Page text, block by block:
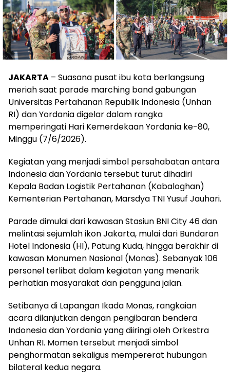
JAKARTA – Suasana pusat ibu kota berlangsung
meriah saat parade marching band gabungan
Universitas Pertahanan Republik Indonesia (Unhan
RI) dan Yordania digelar dalam rangka
memperingati Hari Kemerdekaan Yordania ke-80,
Minggu (7/6/2026).
Kegiatan yang menjadi simbol persahabatan antara
Indonesia dan Yordania tersebut turut dihadiri
Kepala Badan Logistik Pertahanan (Kabaloghan)
Kementerian Pertahanan, Marsdya TNI Yusuf Jauhari.
Parade dimulai dari kawasan Stasiun BNI City 46 dan
melintasi sejumlah ikon Jakarta, mulai dari Bundaran
Hotel Indonesia (HI), Patung Kuda, hingga berakhir di
kawasan Monumen Nasional (Monas). Sebanyak 106
personel terlibat dalam kegiatan yang menarik
perhatian masyarakat dan pengguna jalan.
Setibanya di Lapangan Ikada Monas, rangkaian
acara dilanjutkan dengan pengibaran bendera
Indonesia dan Yordania yang diiringi oleh Orkestra
Unhan RI. Momen tersebut menjadi simbol
penghormatan sekaligus mempererat hubungan
bilateral kedua negara.